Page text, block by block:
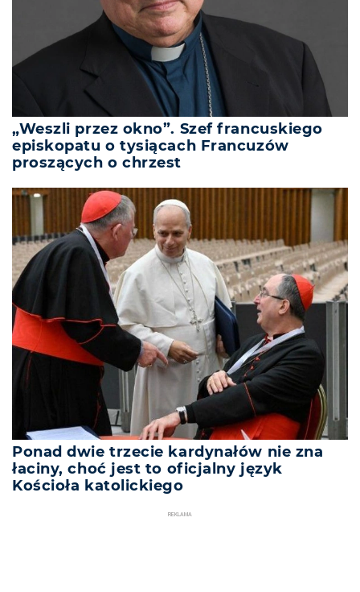
„Weszli przez okno”. Szef francuskiego
episkopatu o tysiącach Francuzów
proszących o chrzest
Ponad dwie trzecie kardynałów nie zna
łaciny, choć jest to oficjalny język
Kościoła katolickiego
REKLAMA